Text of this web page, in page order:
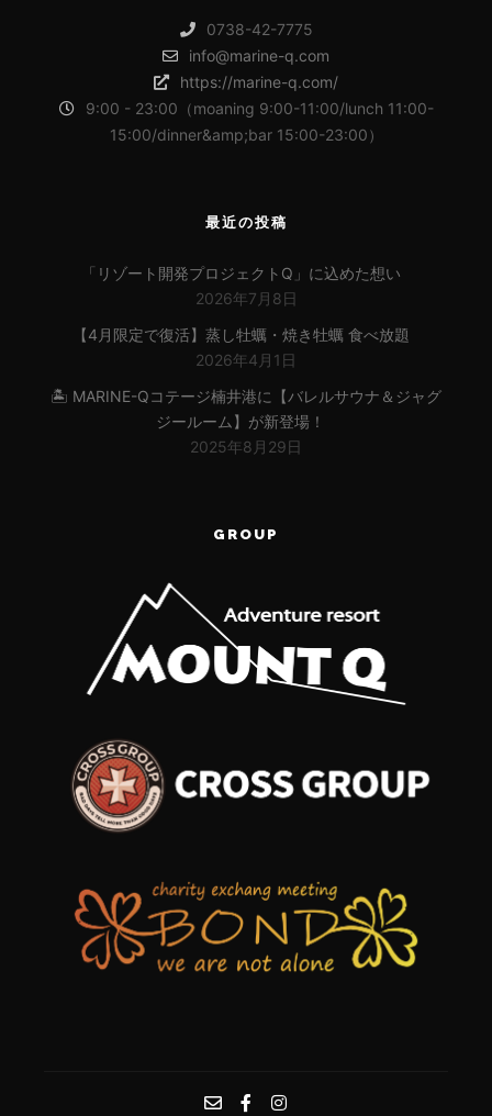
0738-42-7775
info@marine-q.com
https://marine-q.com/
9:00 - 23:00（moaning 9:00-11:00/lunch 11:00-
15:00/dinner&amp;bar 15:00-23:00）
最近の投稿
「リゾート開発プロジェクトQ」に込めた想い
2026年7月8日
【4月限定で復活】蒸し牡蠣・焼き牡蠣 食べ放題
2026年4月1日
🏝 MARINE-Qコテージ楠井港に【バレルサウナ＆ジャグ
ジールーム】が新登場！
2025年8月29日
GROUP